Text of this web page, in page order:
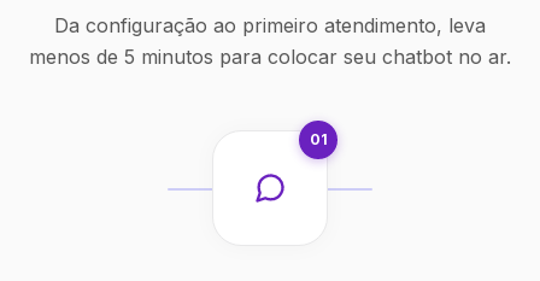
Da configuração ao primeiro atendimento, leva
menos de 5 minutos para colocar seu chatbot no ar.
01